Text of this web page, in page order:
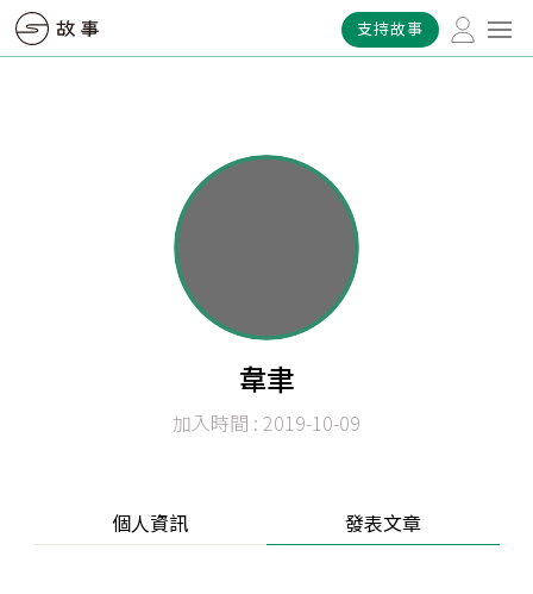
支持故事
韋聿
加入時間 : 2019-10-09
個人資訊 發表文章